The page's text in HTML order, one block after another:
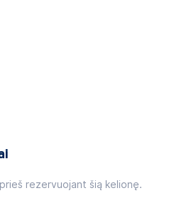
rezervuojant šią kelionę.